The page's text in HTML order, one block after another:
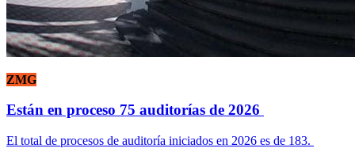
ZMG
Están en proceso 75 auditorías de 2026
El total de procesos de auditoría iniciados en 2026 es de 183.